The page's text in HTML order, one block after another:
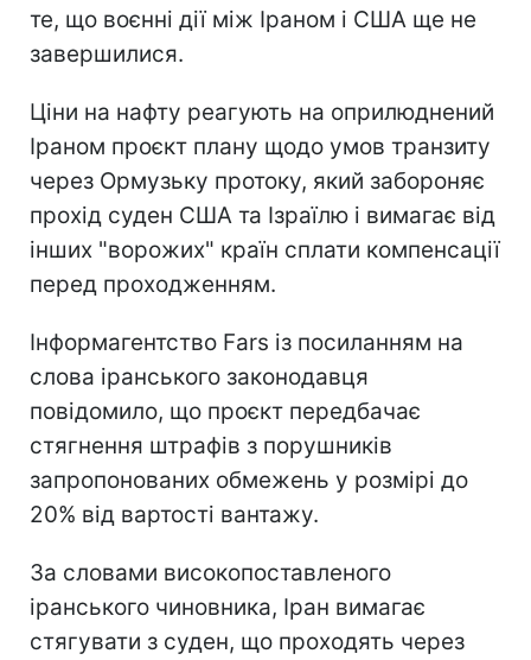
те, що воєнні дії між Іраном і США ще не
завершилися.
Ціни на нафту реагують на оприлюднений
Іраном проєкт плану щодо умов транзиту
через Ормузьку протоку, який забороняє
прохід суден США та Ізраїлю і вимагає від
інших "ворожих" країн сплати компенсації
перед проходженням.
Інформагентство Fars із посиланням на
слова іранського законодавця
повідомило, що проєкт передбачає
стягнення штрафів з порушників
запропонованих обмежень у розмірі до
20% від вартості вантажу.
За словами високопоставленого
іранського чиновника, Іран вимагає
стягувати з суден, що проходять через